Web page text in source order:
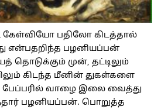
கேள்வியோ பதிலோ கிடத்தால்
என்பதறிந்த பழனியப்பன்
தொடுக்கும் முன், தட்டிலும்
கிடந்த மீனின் துகள்களை
பேப்பரில் வாழை இலை வைத்து
பழனியப்பன். பொறுத்த